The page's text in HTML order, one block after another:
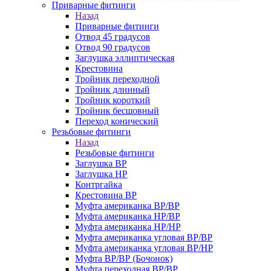
Приварные фитинги
Назад
Приварные фитинги
Отвод 45 градусов
Отвод 90 градусов
Заглушка эллиптическая
Крестовина
Тройник переходной
Тройник длинный
Тройник короткий
Тройник бесшовный
Переход конический
Резьбовые фитинги
Назад
Резьбовые фитинги
Заглушка ВР
Заглушка НР
Контргайка
Крестовина ВР
Муфта американка ВР/ВР
Муфта американка НР/ВР
Муфта американка НР/НР
Муфта американка угловая ВР/ВР
Муфта американка угловая ВР/НР
Муфта ВР/ВР (Бочонок)
Муфта переходная ВР/ВР